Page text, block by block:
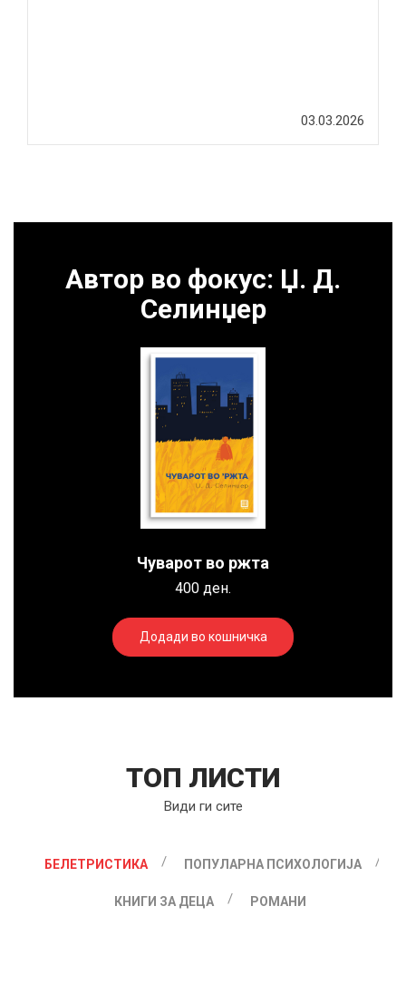
03.03.2026
Автор во фокус: Џ. Д.
Селинџер
Чуварот во ржта
400 ден.
Додади во кошничка
ТОП ЛИСТИ
Види ги сите
БЕЛЕТРИСТИКА ПОПУЛАРНА ПСИХОЛОГИЈА
КНИГИ ЗА ДЕЦА РОМАНИ